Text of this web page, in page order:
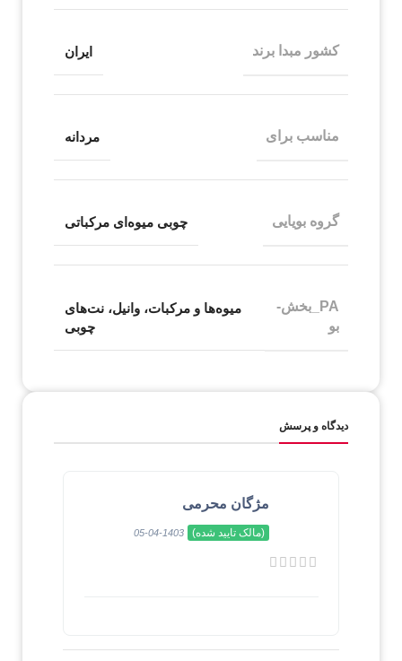
کشور مبدا برند ایران
مناسب برای مردانه
گروه بویایی چوبی میوه‌ای مرکباتی
PA_بخش-
بو
میوه‌ها و مرکبات، وانیل، نت‌های
چوبی
دیدگاه و پرسش
مژگان محرمی
(مالک تایید شده) 1403-04-05